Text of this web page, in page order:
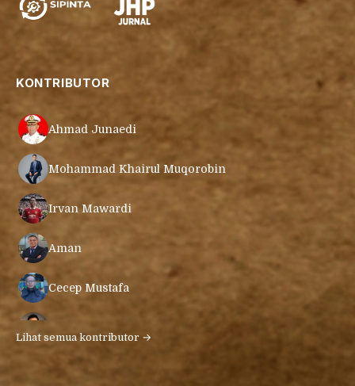
KONTRIBUTOR
Ahmad Junaedi
Mohammad Khairul Muqorobin
Irvan Mawardi
Aman
Cecep Mustafa
Ari Gunawan
Lihat semua kontributor →